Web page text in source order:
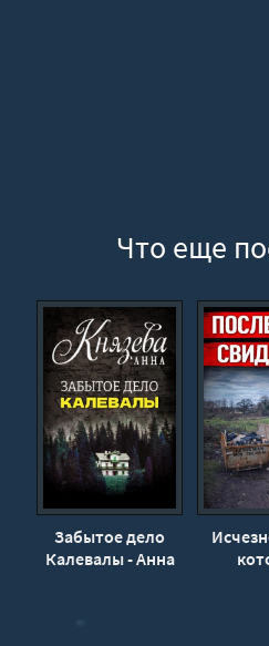
Что еще
Забытое дело
Калевалы - Анна